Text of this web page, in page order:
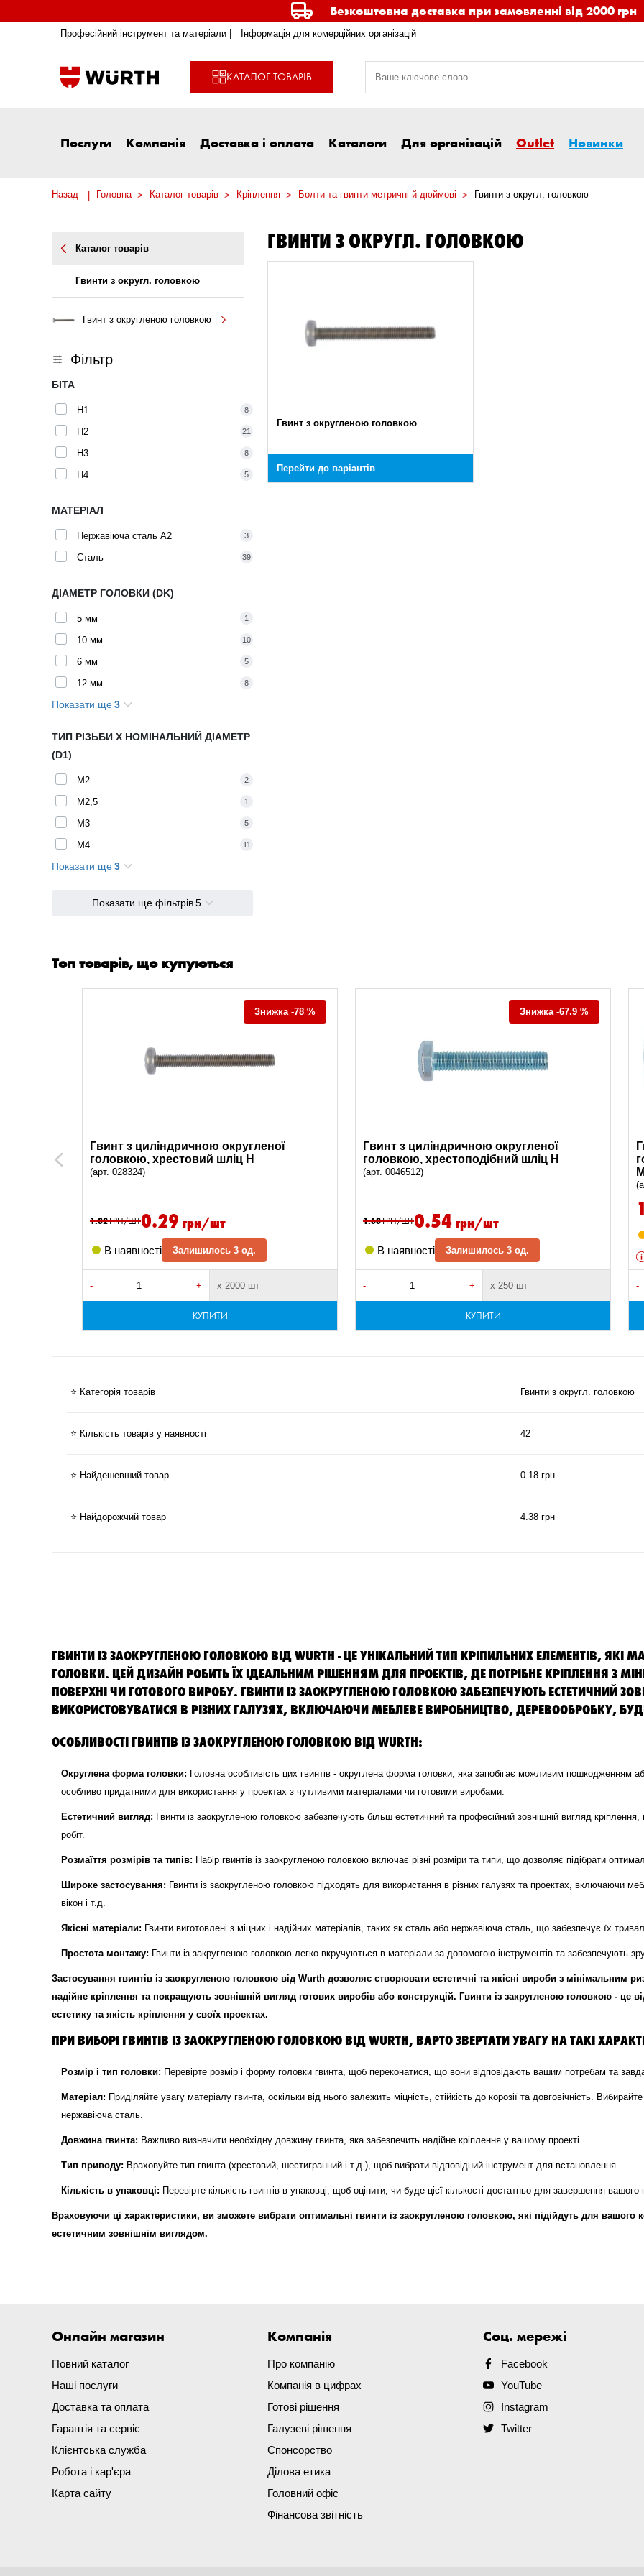
Безкоштовна доставка при замовленні від 2000 грн
Професійний інструмент та матеріали | Інформація для комерційних організацій
КАТАЛОГ ТОВАРІВ
Послуги Компанія Доставка і оплата Каталоги Для організацій Outlet Новинки
Назад Головна Каталог товарів Кріплення Болти та гвинти метричні й дюймові Гвинти з округл. головкою
Каталог товарів
Гвинти з округл. головкою
Гвинт з округленою головкою
Фільтр
БІТА
H1 8
H2 21
H3 8
H4 5
МАТЕРІАЛ
Нержавіюча сталь A2 3
Сталь 39
ДІАМЕТР ГОЛОВКИ (DK)
5 мм 1
10 мм 10
6 мм 5
12 мм 8
16 мм
Показати ще3
ТИП РІЗЬБИ X НОМІНАЛЬНИЙ ДІАМЕТР
(D1)
M2 2
M2,5 1
M3 5
M4 11
M5
Показати ще3
Показати ще фільтрів 5
ГВИНТИ З ОКРУГЛ. ГОЛОВКОЮ
Гвинт з округленою головкою
Перейти до варіантів
Топ товарів, що купуються
Previous
Знижка -78 %
Гвинт з циліндричною округленої
головкою, хрестовий шліц H
(арт. 028324)
1.32ГРН/ШТ0.29 грн/шт
В наявності Залишилось 3 од.
- + х 2000 шт
КУПИТИ
Знижка -67.9 %
Гвинт з циліндричною округленої
головкою, хрестоподібний шліц H
(арт. 0046512)
1.68ГРН/ШТ0.54 грн/шт
В наявності Залишилось 3 од.
- + х 250 шт
КУПИТИ
-
⭐ Категорія товарів Гвинти з округл. головкою
⭐ Кількість товарів у наявності 42
⭐ Найдешевший товар 0.18 грн
⭐ Найдорожчий товар 4.38 грн
ГВИНТИ ІЗ ЗАОКРУГЛЕНОЮ ГОЛОВКОЮ ВІД WURTH - ЦЕ УНІКАЛЬНИЙ ТИП КРІПИЛЬНИХ ЕЛЕМЕНТІВ, ЯКІ
ГОЛОВКИ. ЦЕЙ ДИЗАЙН РОБИТЬ ЇХ ІДЕАЛЬНИМ РІШЕННЯМ ДЛЯ ПРОЕКТІВ, ДЕ ПОТРІБНЕ КРІПЛЕННЯ З
ПОВЕРХНІ ЧИ ГОТОВОГО ВИРОБУ. ГВИНТИ ІЗ ЗАОКРУГЛЕНОЮ ГОЛОВКОЮ ЗАБЕЗПЕЧУЮТЬ ЕСТЕТИЧНИЙ
ВИКОРИСТОВУВАТИСЯ В РІЗНИХ ГАЛУЗЯХ, ВКЛЮЧАЮЧИ МЕБЛЕВЕ ВИРОБНИЦТВО, ДЕРЕВООБРОБКУ,
ОСОБЛИВОСТІ ГВИНТІВ ІЗ ЗАОКРУГЛЕНОЮ ГОЛОВКОЮ ВІД WURTH:
Округлена форма головки: Головна особливість цих гвинтів - округлена форма головки, яка запобігає можливим пошкодженням
особливо придатними для використання у проектах з чутливими матеріалами чи готовими виробами.
Естетичний вигляд: Гвинти із заокругленою головкою забезпечують більш естетичний та професійний зовнішній вигляд
робіт.
Розмаїття розмірів та типів: Набір гвинтів із заокругленою головкою включає різні розміри та типи, що дозволяє підібрати
Широке застосування: Гвинти із заокругленою головкою підходять для використання в різних галузях та проектах, включаючи
вікон і т.д.
Якісні матеріали: Гвинти виготовлені з міцних і надійних матеріалів, таких як сталь або нержавіюча сталь, що забезпечує їх
Простота монтажу: Гвинти із закругленою головкою легко вкручуються в матеріали за допомогою інструментів та забезпечують
Застосування гвинтів із заокругленою головкою від Wurth дозволяє створювати естетичні та якісні вироби з мінімальним
надійне кріплення та покращують зовнішній вигляд готових виробів або конструкцій. Гвинти із закругленою головкою - це
естетику та якість кріплення у своїх проектах.
ПРИ ВИБОРІ ГВИНТІВ ІЗ ЗАОКРУГЛЕНОЮ ГОЛОВКОЮ ВІД WURTH, ВАРТО ЗВЕРТАТИ УВАГУ НА ТАКІ
Розмір і тип головки: Перевірте розмір і форму головки гвинта, щоб переконатися, що вони відповідають вашим потребам та
Матеріал: Приділяйте увагу матеріалу гвинта, оскільки від нього залежить міцність, стійкість до корозії та довговічність.
нержавіюча сталь.
Довжина гвинта: Важливо визначити необхідну довжину гвинта, яка забезпечить надійне кріплення у вашому проекті.
Тип приводу: Враховуйте тип гвинта (хрестовий, шестигранний і т.д.), щоб вибрати відповідний інструмент для встановлення.
Кількість в упаковці: Перевірте кількість гвинтів в упаковці, щоб оцінити, чи буде цієї кількості достатньо для завершення вашого
Враховуючи ці характеристики, ви зможете вибрати оптимальні гвинти із заокругленою головкою, які підійдуть для вашого
естетичним зовнішнім виглядом.
Онлайн магазин
Повний каталог
Наші послуги
Доставка та оплата
Гарантія та сервіс
Клієнтська служба
Робота і кар'єра
Карта сайту
Компанія
Про компанію
Компанія в цифрах
Готові рішення
Галузеві рішення
Спонсорство
Ділова етика
Головний офіс
Фінансова звітність
Соц. мережі
Facebook
YouTube
Instagram
Twitter